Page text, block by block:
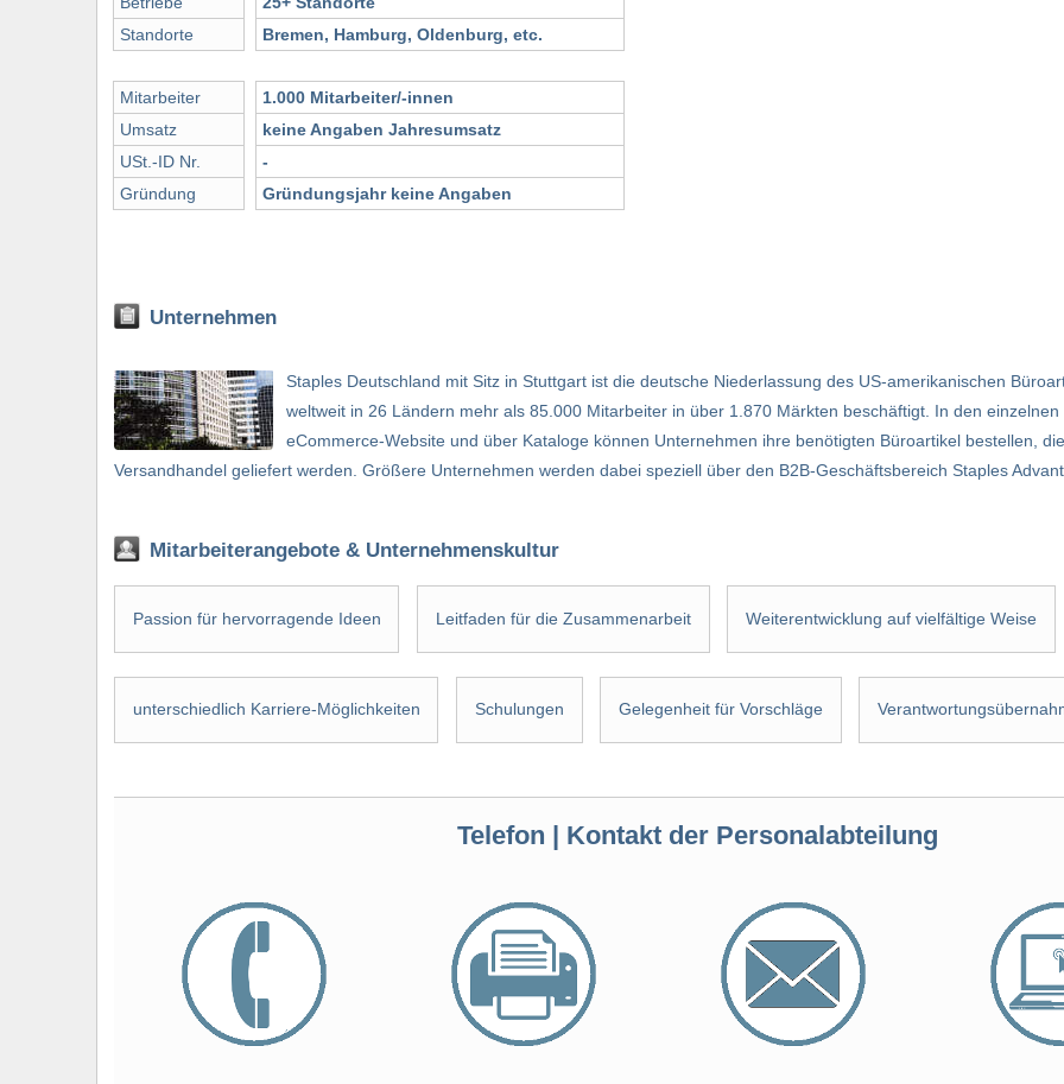
Standorte
Mitarbeiter
Umsatz
USt.-ID Nr.
Gründung
Bremen, Hamburg, Oldenburg, etc.
1.000 Mitarbeiter/-innen
keine Angaben Jahresumsatz
-
Gründungsjahr keine Angaben
Unternehmen
Staples Deutschland mit Sitz in Stuttgart ist die deutsche Niederlassung des US-amerikanischen
weltweit in 26 Ländern mehr als 85.000 Mitarbeiter in über 1.870 Märkten beschäftigt. In den
eCommerce-Website und über Kataloge können Unternehmen ihre benötigten Büroartikel bestellen,
Versandhandel geliefert werden. Größere Unternehmen werden dabei speziell über den B2B-Geschäftsbereich Staples
Mitarbeiterangebote & Unternehmenskultur
Passion für hervorragende Ideen Leitfaden für die Zusammenarbeit Weiterentwicklung auf vielfältige Weise
unterschiedlich Karriere-Möglichkeiten Schulungen Gelegenheit für Vorschläge
Telefon | Kontakt der Personalabteilung